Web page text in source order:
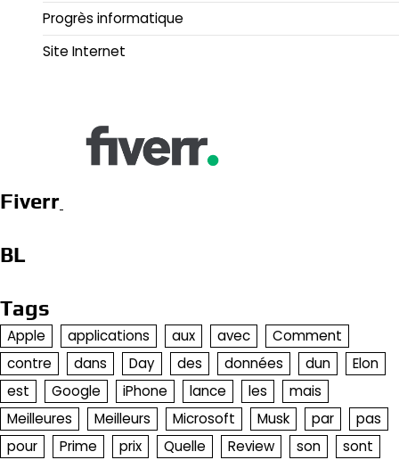
Progrès informatique
Site Internet
Fiverr
BL
Tags
Apple applications aux avec
Comment
contre
dans Day des données dun
Elon
est
Google iPhone lance les
mais
Meilleures
Meilleurs Microsoft Musk par
pas
pour
Prime prix Quelle Review son sont